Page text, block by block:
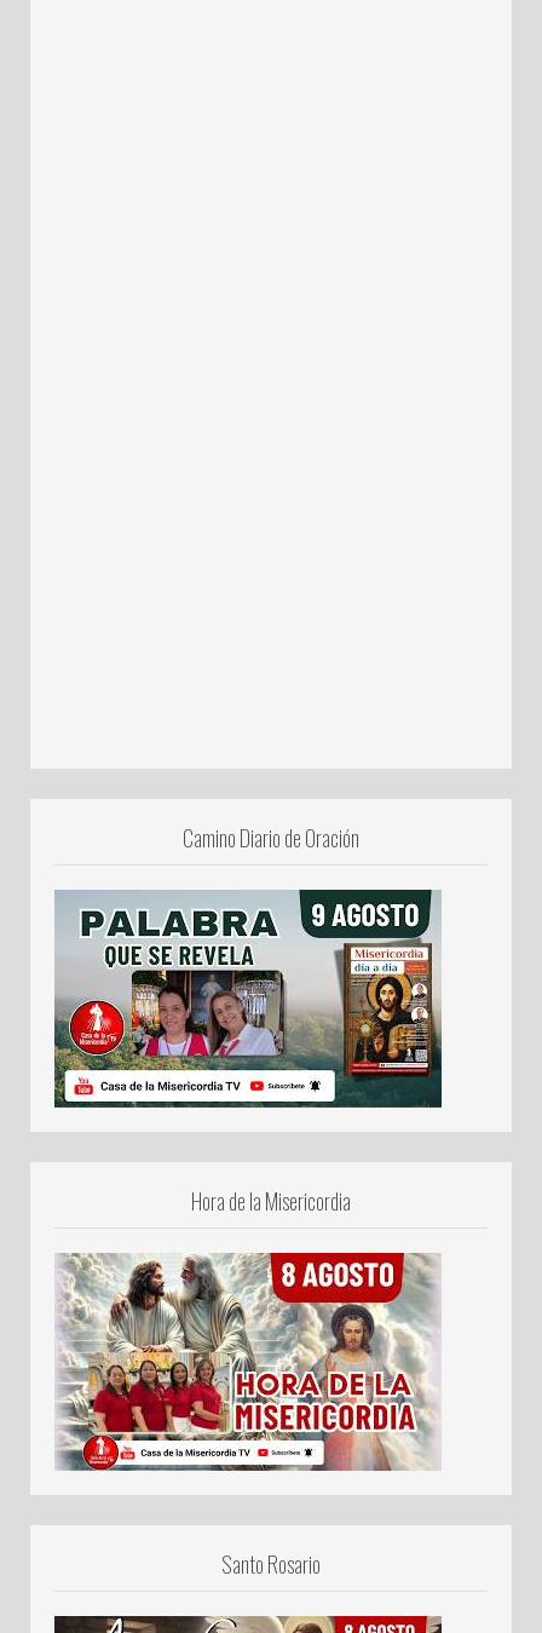
Camino Diario de Oración
Hora de la Misericordia
Santo Rosario